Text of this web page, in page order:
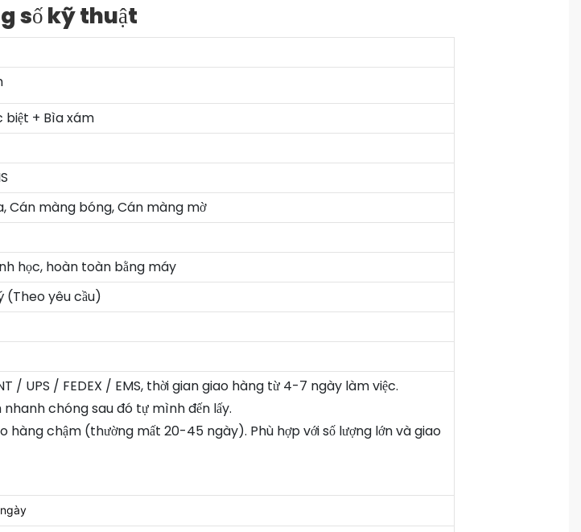
số kỹ thuật
biệt + Bìa xám
Cán màng bóng, Cán màng mờ
học, hoàn toàn bằng máy
(Theo yêu cầu)
/ UPS / FEDEX / EMS, thời gian giao hàng từ 4-7 ngày làm việc.
chóng sau đó tự mình đến lấy.
hàng chậm (thường mất 20-45 ngày). Phù hợp với số lượng lớn và giao